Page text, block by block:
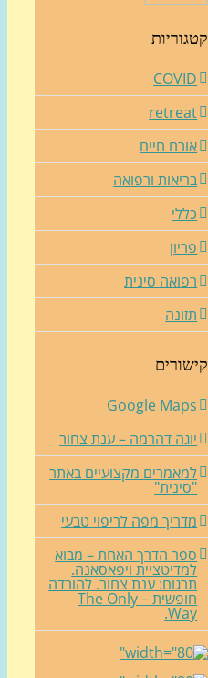
קטגוריות
COVID
retreat
אורח חיים
בריאות ורפואה
כללי
פריון
רפואה סינית
תזונה
קישורים
Google Maps
יוגה דהרמה – ענת צחור
למאמרים מקצועיים באתר
"סינית"
מדריך מפה לריפוי טבעי
ספר הדרך האחת – מבוא
למדיטציית ויפאסאנה.
תרגום: ענת צחור. להורדה
חופשית – The Only
Way.